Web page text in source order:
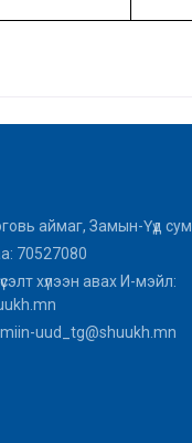
аймаг, Замын-Үүд сум
70527080
хүлээн авах И-мэйл:
uud_tg@shuukh.mn